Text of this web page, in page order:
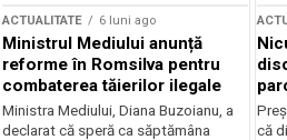
ACTUALITATE 6 luni ago
Ministrul Mediului anunță
reforme în Romsilva pentru
combaterea tăierilor ilegale
Ministra Mediului, Diana Buzoianu, a
declarat că speră ca săptămâna
că